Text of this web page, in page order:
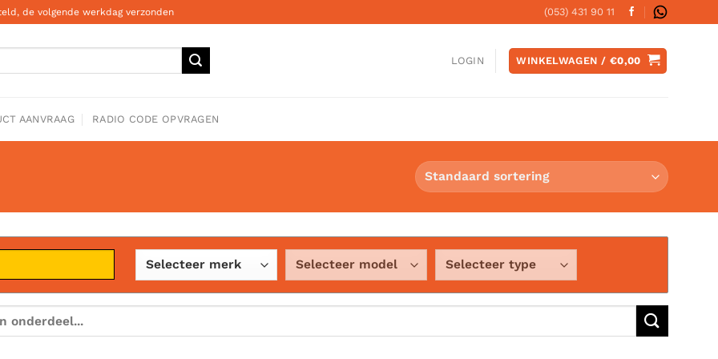
de volgende werkdag verzonden (053) 431 90 11
LOGIN WINKELWAGEN / €0,00
AANVRAAG RADIO CODE OPVRAGEN